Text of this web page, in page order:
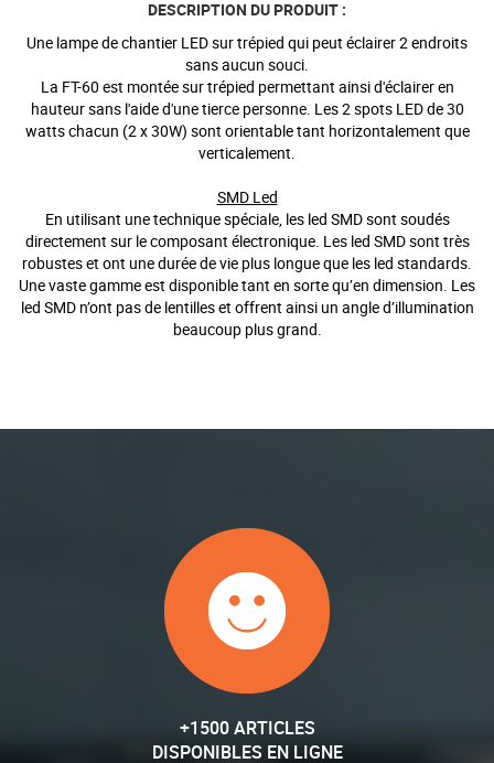
DESCRIPTION DU PRODUIT :
Une lampe de chantier LED sur trépied qui peut éclairer 2 endroits
sans aucun souci.
La FT-60 est montée sur trépied permettant ainsi d'éclairer en
hauteur sans l'aide d'une tierce personne. Les 2 spots LED de 30
watts chacun (2 x 30W) sont orientable tant horizontalement que
verticalement.
SMD Led
En utilisant une technique spéciale, les led SMD sont soudés
directement sur le composant électronique. Les led SMD sont très
robustes et ont une durée de vie plus longue que les led standards.
Une vaste gamme est disponible tant en sorte qu’en dimension. Les
led SMD n’ont pas de lentilles et offrent ainsi un angle d’illumination
beaucoup plus grand.
+1500 ARTICLES
DISPONIBLES EN LIGNE